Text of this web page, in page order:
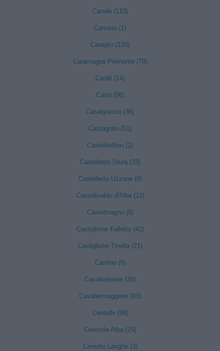
Canale (110)
Canosio (1)
Caraglio (120)
Caramagna Piemonte (79)
Cardè (14)
Carrù (86)
Casalgrasso (36)
Castagnito (51)
Casteldelfino (2)
Castelletto Stura (33)
Castelletto Uzzone (8)
Castellinaldo d'Alba (22)
Castelmagno (8)
Castiglione Falletto (42)
Castiglione Tinella (21)
Castino (8)
Cavallerleone (20)
Cavallermaggiore (93)
Centallo (98)
Ceresole Alba (29)
Cerretto Langhe (3)